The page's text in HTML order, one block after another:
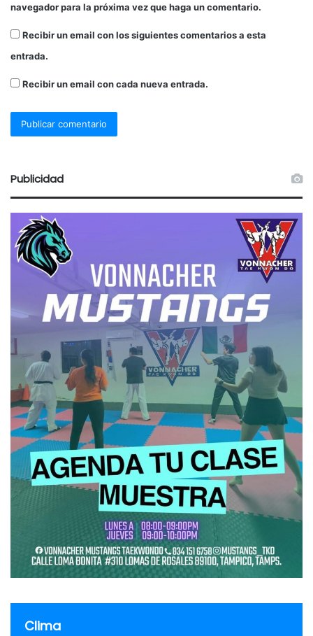
navegador para la próxima vez que haga un comentario.
Recibir un email con los siguientes comentarios a esta
entrada.
Recibir un email con cada nueva entrada.
Publicidad
Clima